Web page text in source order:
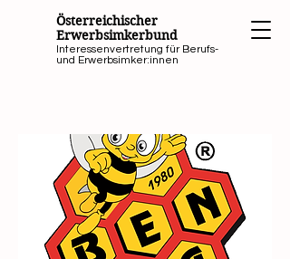
Österreichischer
Erwerbsimkerbund
Interessenvertretung für Berufs-
und Erwerbsimker:innen